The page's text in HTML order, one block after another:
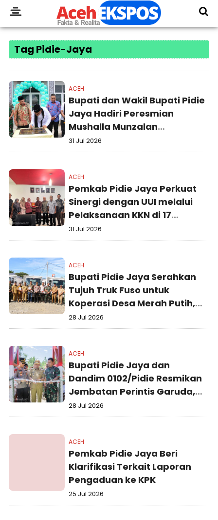
Tag Pidie-Jaya
ACEH
Bupati dan Wakil Bupati Pidie
Jaya Hadiri Peresmian
Mushalla Munzalan
Mubarokan Kejaksaan Negeri
Pidie Jaya
31 Jul 2026
ACEH
Pemkab Pidie Jaya Perkuat
Sinergi dengan UUI melalui
Pelaksanaan KKN di 17
Gampong
31 Jul 2026
ACEH
Bupati Pidie Jaya Serahkan
Tujuh Truk Fuso untuk
Koperasi Desa Merah Putih,
Perkuat Ekonomi dan
Ketahanan Pangan
28 Jul 2026
ACEH
Bupati Pidie Jaya dan
Dandim 0102/Pidie Resmikan
Jembatan Perintis Garuda,
Perkuat Konektivitas
Antarwilayah
28 Jul 2026
ACEH
Pemkab Pidie Jaya Beri
Klarifikasi Terkait Laporan
Pengaduan ke KPK
25 Jul 2026